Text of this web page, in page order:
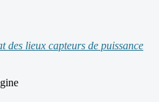
des lieux capteurs de puissance